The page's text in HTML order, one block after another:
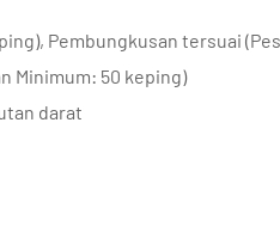
Pembungkusan tersuai
Minimum: 50 keping)
darat